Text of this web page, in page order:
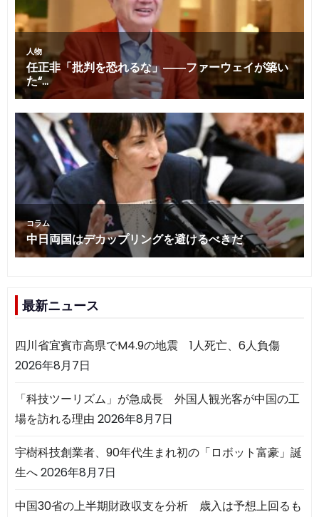
最新ニュース
四川省宜賓市高県でM4.9の地震 1人死亡、6人負傷
2026年8月7日
「科技ツーリズム」が急成長 外国人観光客が中国の工
場を訪れる理由 2026年8月7日
宇樹科技創業者、90年代生まれ初の「ロボット富豪」誕
生へ2026年8月7日
中国30省の上半期財政収支を分析 歳入は予想上回るも